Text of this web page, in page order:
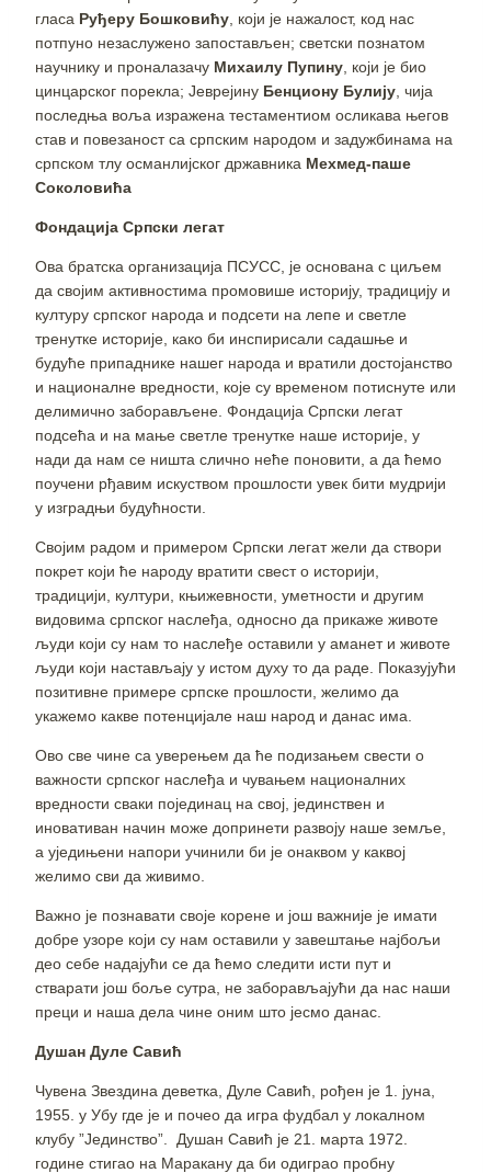
гласа Руђеру Бошковићу , који је нажалост, код нас
потпуно незаслужено запостављен; светски познатом
научнику и проналазачу Михаилу Пупину , који је био
цинцарског порекла; Јеврејину Бенциону Булију , чија
последња воља изражена тестаментиом осликава његов
став и повезаност са српским народом и задужбинама на
српском тлу османлијског државника Мехмед-паше
Соколовића
Фондација Српски легат
Ова братска организација ПСУСС, је основана с циљем
да својим активностима промовише историју, традицију и
културу српског народа и подсети на лепе и светле
тренутке историје, како би инспирисали садашње и
будуће припаднике нашег народа и вратили достојанство
и националне вредности, које су временом потиснуте или
делимично заборављене. Фондација Српски легат
подсећа и на мање светле тренутке наше историје, у
нади да нам се ништа слично неће поновити, а да ћемо
поучени рђавим искуством прошлости увек бити мудрији
у изградњи будућности.
Својим радом и примером Српски легат жели да створи
покрет који ће народу вратити свест о историји,
традицији, култури, књижевности, уметности и другим
видовима српског наслеђа, односно да прикаже животе
људи који су нам то наслеђе оставили у аманет и животе
људи који настављају у истом духу то да раде. Показујући
позитивне примере српске прошлости, желимо да
укажемо какве потенцијале наш народ и данас има.
Ово све чине са уверењем да ће подизањем свести о
важности српског наслеђа и чувањем националних
вредности сваки појединац на свој, јединствен и
иновативан начин може допринети развоју наше земље,
а уједињени напори учинили би је онаквом у каквој
желимо сви да живимо.
Важно је познавати своје корене и још важније је имати
добре узоре који су нам оставили у завештање најбољи
део себе надајући се да ћемо следити исти пут и
стварати још боље сутра, не заборављајући да нас наши
преци и наша дела чине оним што јесмо данас.
Душан Дуле Савић
Чувена Звездина деветка, Дуле Савић, рођен је 1. јуна,
1955. у Убу где је и почео да игра фудбал у локалном
клубу ”Јединство”. Душан Савић је 21. марта 1972.
године стигао на Маракану да би одиграо пробну